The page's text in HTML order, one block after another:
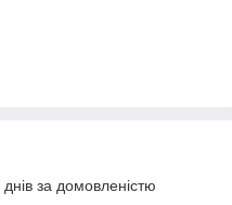
за домовленістю